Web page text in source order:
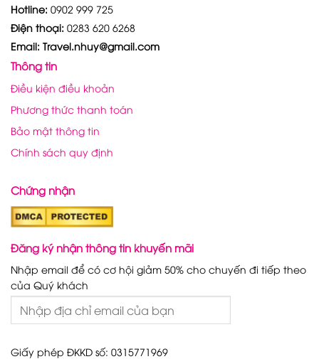
Hotline: 0902 999 725
Điện thoại: 0283 620 6268
Email: Travel.nhuy@gmail.com
Thông tin
Điều kiện điều khoản
Phương thức thanh toán
Bảo mật thông tin
Chính sách quy định
Chứng nhận
Đăng ký nhận thông tin khuyến mãi
Nhập email để có cơ hội giảm 50% cho chuyến đi tiếp theo
của Quý khách
Giấy phép ĐKKD số: 0315771969